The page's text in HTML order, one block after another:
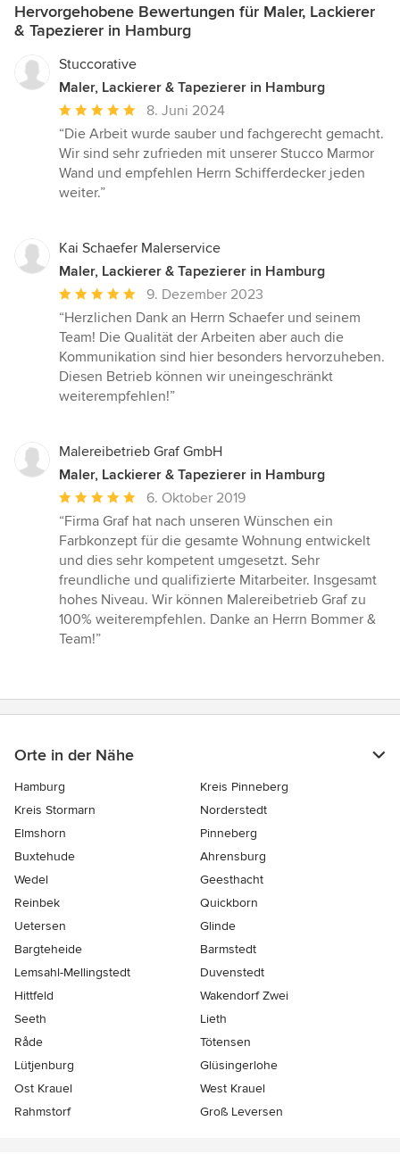
Hervorgehobene Bewertungen für Maler, Lackierer
& Tapezierer in Hamburg
Stuccorative
Maler, Lackierer & Tapezierer in Hamburg
Durchschnittliche
Bewertung:
5
von
5
8. Juni 2024
“Die Arbeit wurde sauber und fachgerecht gemacht.
Wir sind sehr zufrieden mit unserer Stucco Marmor
Wand und empfehlen Herrn Schifferdecker jeden
weiter.”
Kai Schaefer Malerservice
Maler, Lackierer & Tapezierer in Hamburg
Durchschnittliche
Bewertung:
5
von
5
Sternen
9. Dezember 2023
“Herzlichen Dank an Herrn Schaefer und seinem
Team! Die Qualität der Arbeiten aber auch die
Kommunikation sind hier besonders hervorzuheben.
Diesen Betrieb können wir uneingeschränkt
weiterempfehlen!”
Malereibetrieb Graf GmbH
Maler, Lackierer & Tapezierer in Hamburg
Durchschnittliche
Bewertung:
5
von
5
Sternen
6. Oktober 2019
“Firma Graf hat nach unseren Wünschen ein
Farbkonzept für die gesamte Wohnung entwickelt
und dies sehr kompetent umgesetzt. Sehr
freundliche und qualifizierte Mitarbeiter. Insgesamt
hohes Niveau. Wir können Malereibetrieb Graf zu
100% weiterempfehlen. Danke an Herrn Bommer &
Team!”
Orte in der Nähe
Hamburg
Kreis Pinneberg
Kreis Stormarn
Norderstedt
Elmshorn
Pinneberg
Buxtehude
Ahrensburg
Wedel
Geesthacht
Reinbek
Quickborn
Uetersen
Glinde
Bargteheide
Barmstedt
Lemsahl-Mellingstedt
Duvenstedt
Hittfeld
Wakendorf Zwei
Seeth
Lieth
Råde
Tötensen
Lütjenburg
Glüsingerlohe
Ost Krauel
West Krauel
Rahmstorf
Groß Leversen